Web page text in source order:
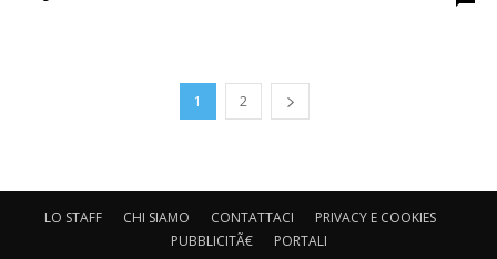
1 2
LO STAFF CHI SIAMO CONTATTACI
PRIVACY E COOKIES
PUBBLICITÃ€
PORTALI